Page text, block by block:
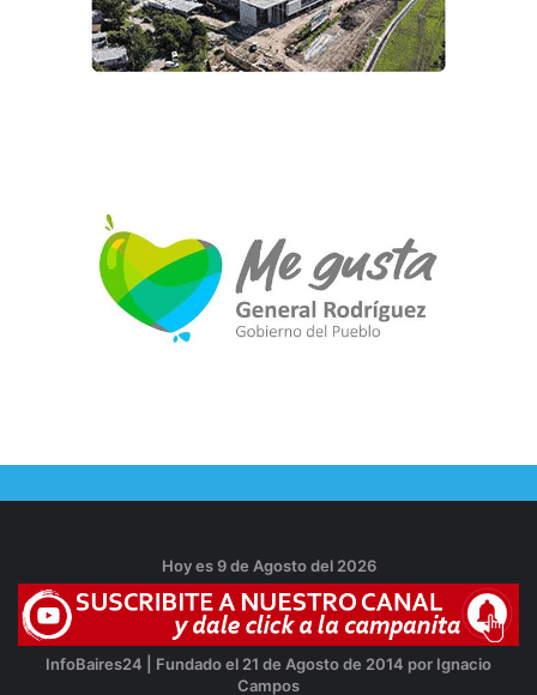
Hoy es 9 de Agosto del 2026
InfoBaires24 | Fundado el 21 de Agosto de 2014 por Ignacio
Campos